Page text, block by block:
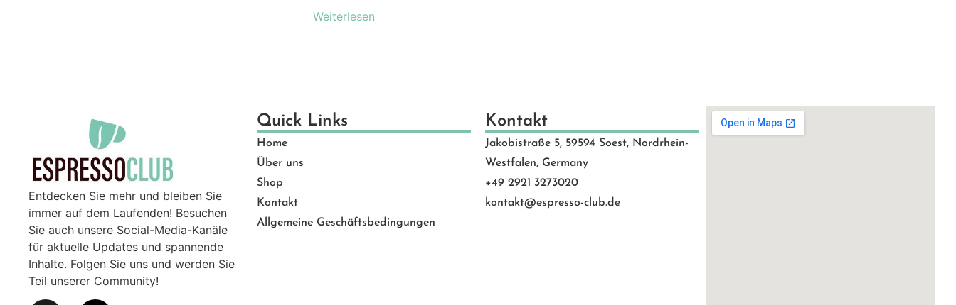
Gutscheine(8)
Service(0)
Zubehör
Weiterlesen
Entdecken Sie mehr und bleiben Sie
immer auf dem Laufenden! Besuchen
Sie auch unsere Social-Media-Kanäle
für aktuelle Updates und spannende
Inhalte. Folgen Sie uns und werden Sie
Teil unserer Community!
Quick Links
Home
Über uns
Shop
Kontakt
Allgemeine Geschäftsbedingungen
Kontakt
Jakobistraße 5, 59594 Soest, Nordrhein-
Westfalen, Germany
+49 2921 3273020
kontakt@espresso-club.de